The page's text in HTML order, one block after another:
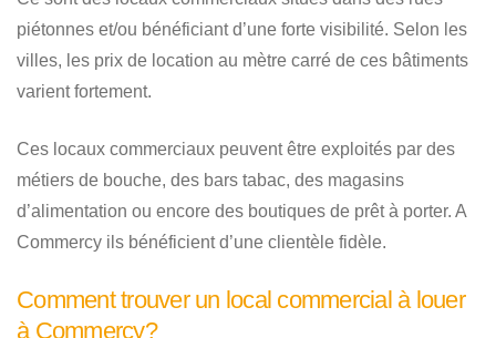
piétonnes et/ou bénéficiant d’une forte visibilité. Selon les
villes, les prix de location au mètre carré de ces bâtiments
varient fortement.
Ces locaux commerciaux peuvent être exploités par des
métiers de bouche, des bars tabac, des magasins
d’alimentation ou encore des boutiques de prêt à porter. A
Commercy ils bénéficient d’une clientèle fidèle.
Comment trouver un local commercial à louer
à Commercy?